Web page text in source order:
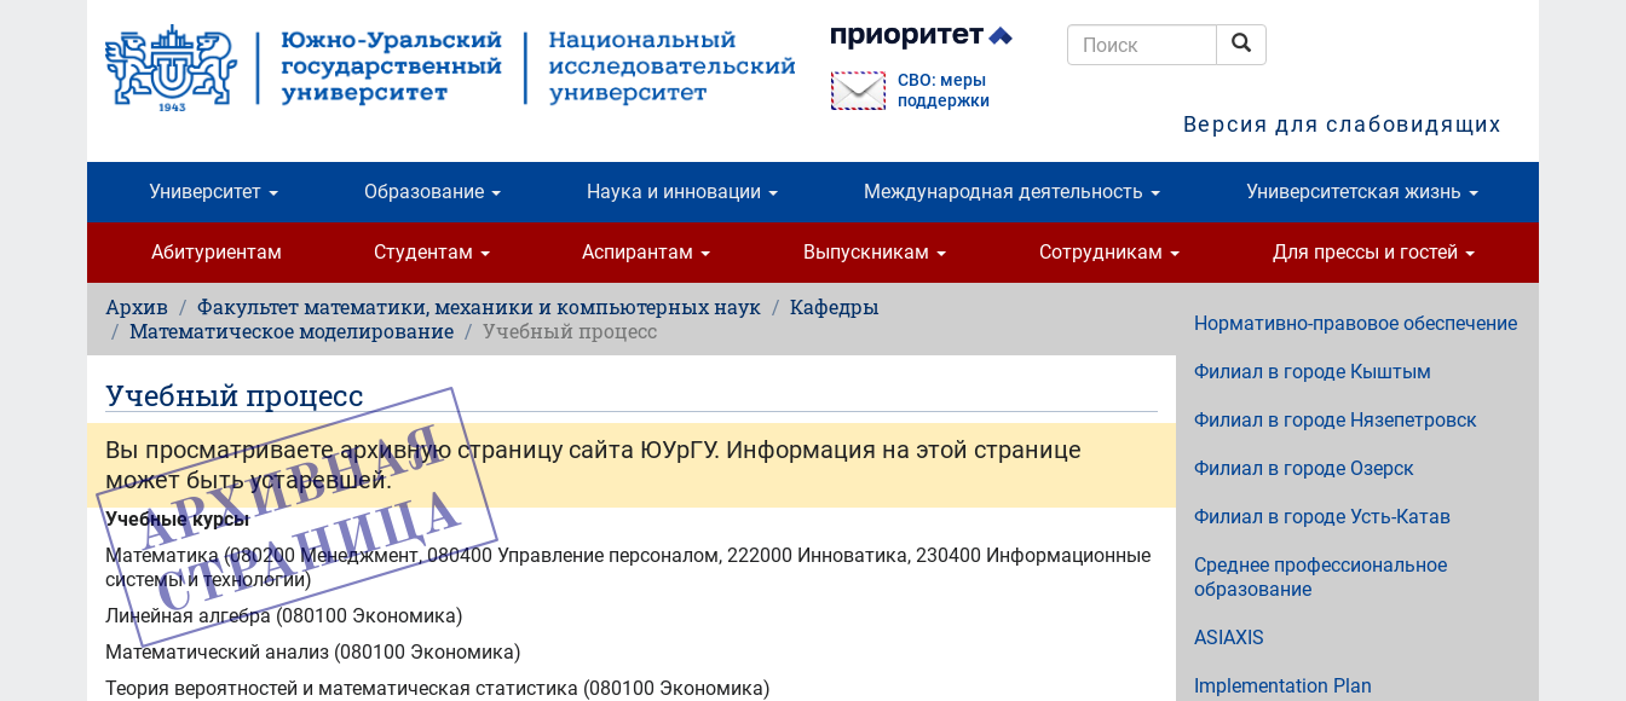
содержанию
СВО: меры
поддержки
Поиск
Версия для слабовидящих
Университет Образование Наука и инновации Международная деятельность Университетская жизнь
Абитуриентам Студентам Аспирантам Выпускникам Сотрудникам Для прессы и гостей
Архив Факультет математики, механики и компьютерных наук
Кафедры
Математическое моделирование
Учебный процесс
Учебный процесс
Вы просматриваете архивную страницу сайта ЮУрГУ. Информация на этой странице
может быть устаревшей.
Учебные курсы
Математика (080200 Менеджмент, 080400 Управление персоналом, 222000 Инноватика, 230400 Информационные
системы и технологии)
Линейная алгебра (080100 Экономика)
Математический анализ (080100 Экономика)
Теория вероятностей и математическая статистика (080100 Экономика)
Нормативно-правовое обеспечение
Филиал в городе Кыштым
Филиал в городе Нязепетровск
Филиал в городе Озерск
Филиал в городе Усть-Катав
Среднее профессиональное
образование
ASIAXIS
Implementation Plan